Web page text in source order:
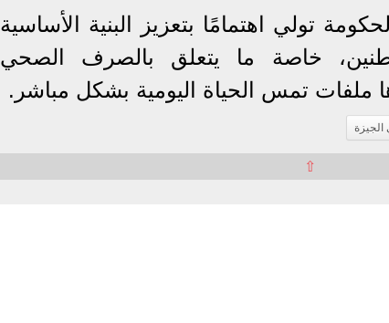
تولي اهتمامًا بتعزيز البنية الأساسية
خاصة ما يتعلق بالصرف الصحي
ملفات تمس الحياة اليومية بشكل مباشر.
الجيزة
⇧